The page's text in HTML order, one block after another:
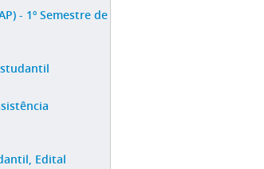
- 1º Semestre de
Edital